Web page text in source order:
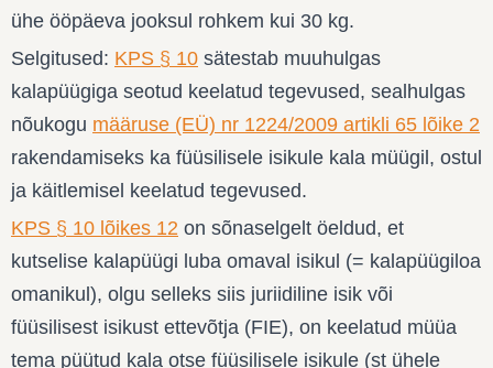
ühe ööpäeva jooksul rohkem kui 30 kg.
Selgitused: KPS § 10 sätestab muuhulgas
kalapüügiga seotud keelatud tegevused, sealhulgas
nõukogu määruse (EÜ) nr 1224/2009 artikli 65 lõike 2
rakendamiseks ka füüsilisele isikule kala müügil, ostul
ja käitlemisel keelatud tegevused.
KPS § 10 lõikes 12 on sõnaselgelt öeldud, et
kutselise kalapüügi luba omaval isikul (= kalapüügiloa
omanikul), olgu selleks siis juriidiline isik või
füüsilisest isikust ettevõtja (FIE), on keelatud müüa
tema püütud kala otse füüsilisele isikule (st ühele